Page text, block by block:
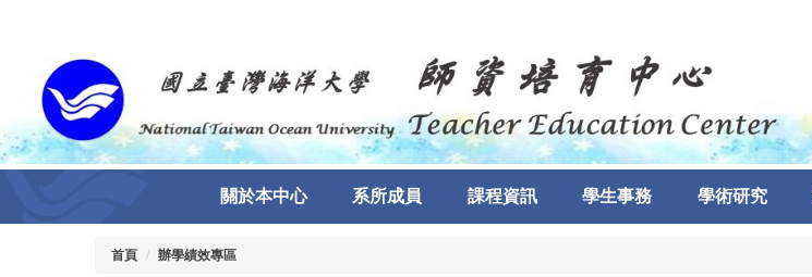
關於本中心 系所成員 課程資訊 學生事務 學術研究
首頁 辦學績效專區